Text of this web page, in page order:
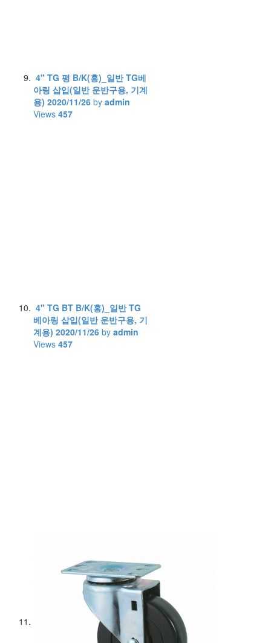
4" TG 평 B/K(홍)_일반 TG베
아링 삽입(일반 운반구용, 기계
용) 2020/11/26 by admin
Views 457
4" TG BT B/K(홍)_일반 TG
베아링 삽입(일반 운반구용, 기
계용) 2020/11/26 by admin
Views 457